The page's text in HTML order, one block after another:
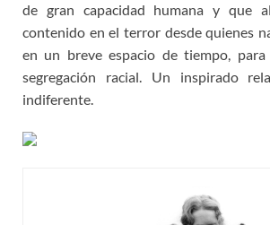
de gran capacidad humana y que
contenido en el terror desde quienes
en un breve espacio de tiempo,
segregación racial. Un inspirado
indiferente.